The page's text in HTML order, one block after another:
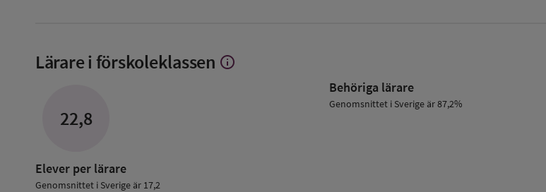
Lärare i förskoleklassen Visa
info
22,8
Elever per lärare
Genomsnittet i Sverige är 17,2
Behöriga lärare
Genomsnittet i Sverige är 87,2%